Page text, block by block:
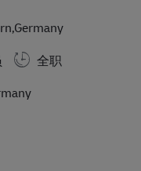
全职